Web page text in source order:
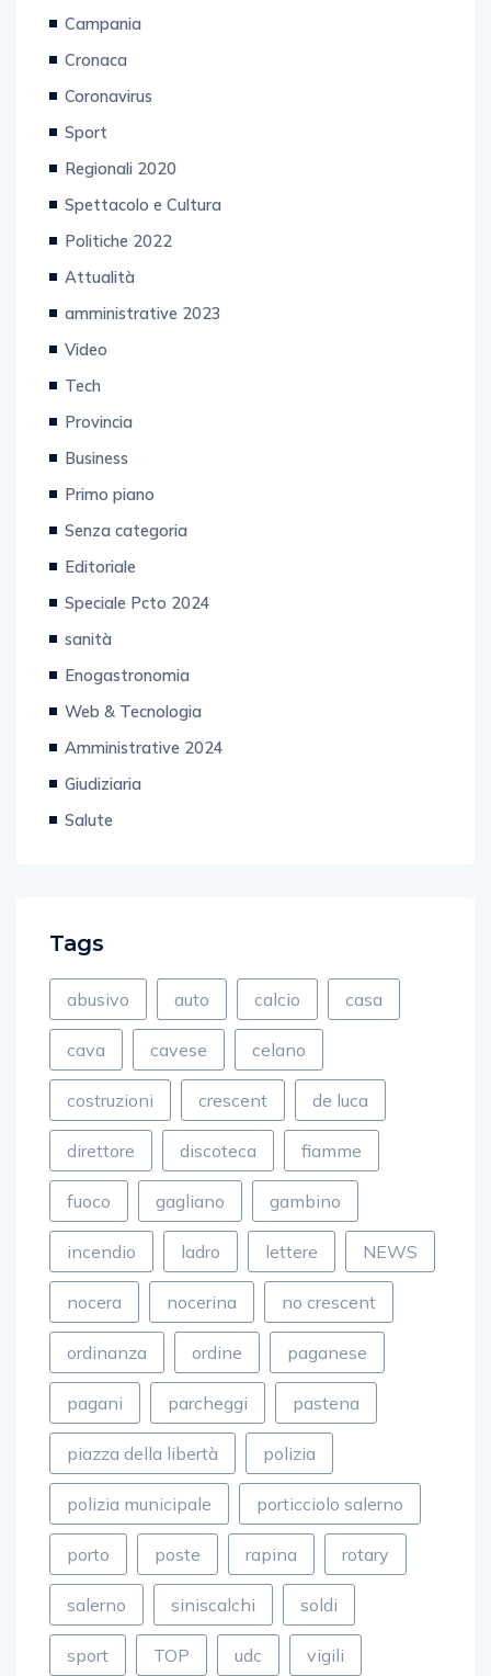
Campania
Cronaca
Coronavirus
Sport
Regionali 2020
Spettacolo e Cultura
Politiche 2022
Attualità
amministrative 2023
Video
Tech
Provincia
Business
Primo piano
Senza categoria
Editoriale
Speciale Pcto 2024
sanità
Enogastronomia
Web & Tecnologia
Amministrative 2024
Giudiziaria
Salute
Tags
abusivo auto calcio casa
cava cavese celano
costruzioni crescent de luca
direttore discoteca fiamme
fuoco gagliano gambino
incendio ladro lettere NEWS
nocera nocerina no crescent
ordinanza ordine paganese
pagani parcheggi pastena
piazza della libertà polizia
polizia municipale porticciolo salerno
porto poste rapina rotary
salerno siniscalchi soldi
sport TOP udc vigili